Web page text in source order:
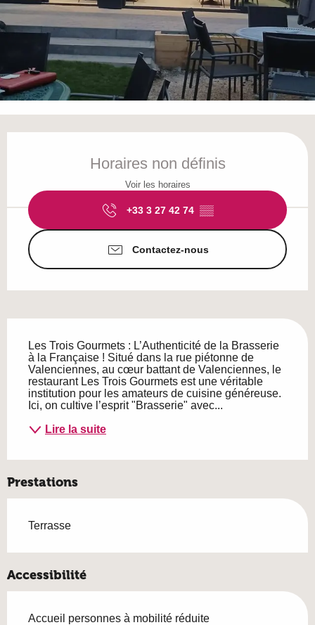
Horaires non définis
Voir les horaires
+33 3 27 42 74 ▒▒
Contactez-nous
Les Trois Gourmets : L’Authenticité de la Brasserie
à la Française ! Situé dans la rue piétonne de
Valenciennes, au cœur battant de Valenciennes, le
restaurant Les Trois Gourmets est une véritable
institution pour les amateurs de cuisine généreuse.
Ici, on cultive l’esprit "Brasserie" avec...
Lire la suite
Prestations
Terrasse
Accessibilité
Accueil personnes à mobilité réduite